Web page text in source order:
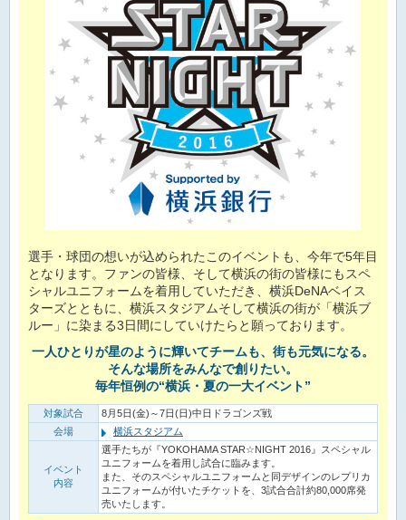
選手・球団の想いが込められたこのイベントも、今年で5年目
となります。ファンの皆様、そして横浜の街の皆様にもスペ
シャルユニフォームを着用していただき、横浜DeNAベイス
ターズとともに、横浜スタジアムそして横浜の街が「横浜ブ
ルー」に染まる3日間にしていけたらと願っております。
一人ひとりが星のように輝いてチームも、街も元気になる。
そんな場所をみんなで創りたい。
毎年恒例の“横浜・夏の一大イベント”
対象試合
8月5日(金)～7日(日)中日ドラゴンズ戦
会場
横浜スタジアム
イベント
内容
選手たちが『YOKOHAMA STAR☆NIGHT 2016』スペシャル
ユニフォームを着用し試合に臨みます。
また、そのスペシャルユニフォームと同デザインのレプリカ
ユニフォームが付いたチケットを、3試合合計約80,000席発
売いたします。